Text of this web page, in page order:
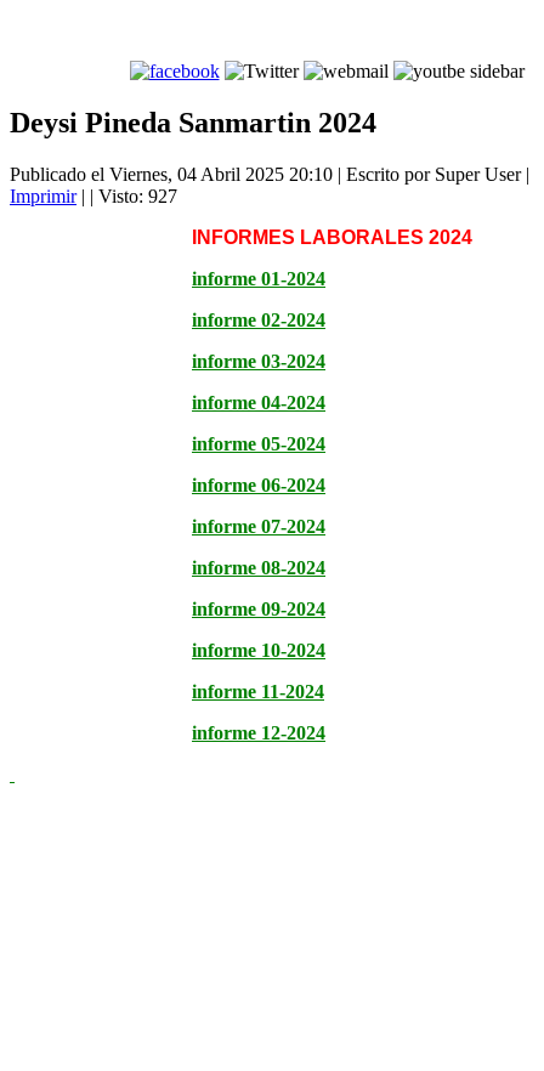
Deysi Pineda Sanmartin 2024
Publicado el Viernes, 04 Abril 2025 20:10 | Escrito por Super User|
Imprimir| | Visto: 927
INFORMES LABORALES 2024
informe 01-2024
informe 02-2024
informe 03-2024
informe 04-2024
informe 05-2024
informe 06-2024
informe 07-2024
informe 08-2024
informe 09-2024
informe 10-2024
informe 11-2024
informe 12-2024